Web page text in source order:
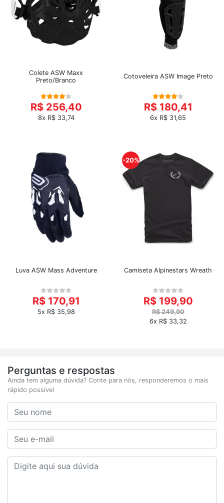
Colete ASW Maxx
Preto/Branco
R$ 256,40
8x R$ 33,74
Cotoveleira ASW Image Preto
R$ 180,41
6x R$ 31,65
Luva ASW Mass Adventure
R$ 170,91
5x R$ 35,98
-20%
Camiseta Alpinestars Wreath
R$ 199,90
R$ 249,90
6x R$ 33,32
Perguntas e respostas
Ainda tem alguma dúvida? Conte para nós, responderemos o mais
rápido possível